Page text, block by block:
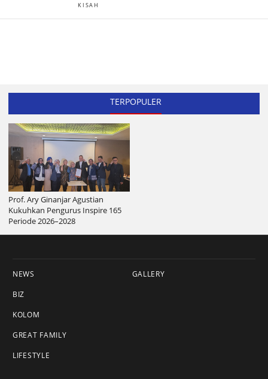
KISAH
TERPOPULER
Prof. Ary Ginanjar Agustian
Kukuhkan Pengurus Inspire 165
Periode 2026–2028
NEWS
BIZ
KOLOM
GREAT FAMILY
LIFESTYLE
GALLERY